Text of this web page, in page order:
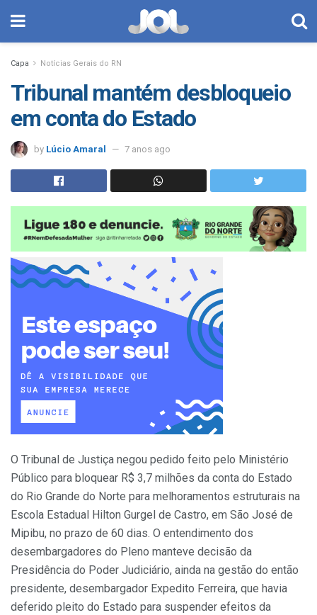
Capa Notícias Gerais do RN
Tribunal mantém desbloqueio
em conta do Estado
by Lúcio Amaral 7 anos ago
O Tribunal de Justiça negou pedido feito pelo Ministério
Público para bloquear R$ 3,7 milhões da conta do Estado
do Rio Grande do Norte para melhoramentos estruturais na
Escola Estadual Hilton Gurgel de Castro, em São José de
Mipibu, no prazo de 60 dias. O entendimento dos
desembargadores do Pleno manteve decisão da
Presidência do Poder Judiciário, ainda na gestão do então
presidente, desembargador Expedito Ferreira, que havia
deferido pleito do Estado para suspender efeitos da